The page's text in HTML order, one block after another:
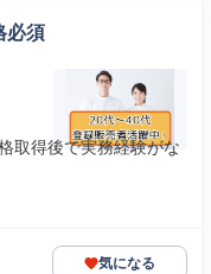
必須
取得後で実務経験がな
気になる